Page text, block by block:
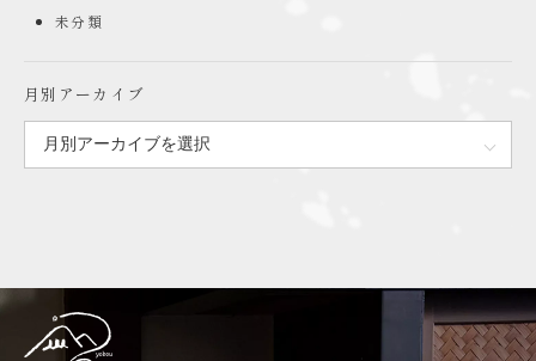
未分類
月別アーカイブ